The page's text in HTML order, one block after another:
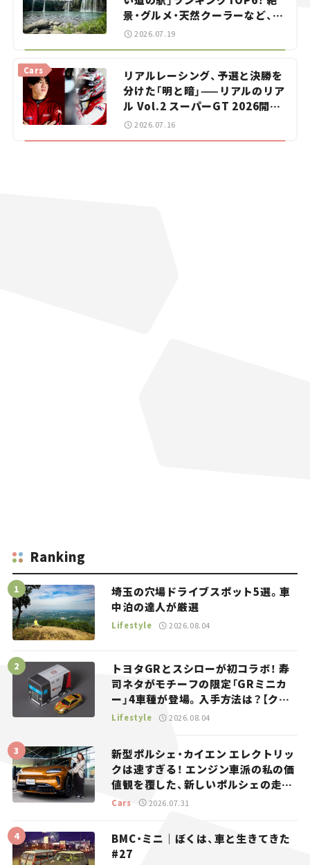
景・グルメ・天然クーラーなど、避
暑におすすめのスポットを紹介
【道の駅マニアの推し駅ガイド】
2026.07.19
リアルレーシング、予選と決勝を
分けた「明と暗」——リアルのリア
ル Vol.2 スーパーGT 2026開幕
戦 岡山国際サーキット
Cars
2026.07.16
Ranking
埼玉の穴場ドライブスポット5選。車
中泊の達人が厳選
Lifestyle 2026.08.04
トヨタGRとスシローが初コラボ！ 寿
司ネタがモチーフの限定「GRミニカ
ー」4車種が登場。入手方法は？【クル
マとホビー】
Lifestyle 2026.08.04
新型ポルシェ・カイエン エレクトリッ
クは速すぎる！ エンジン車派の私の価
値観を覆した、新しいポルシェの走
り。
Cars 2026.07.31
BMC・ミニ｜ぼくは、車と生きてきた
#27